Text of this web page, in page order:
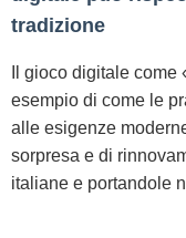
tradizione
Il gioco digitale
esempio di come le
alle esigenze
sorpresa e di
italiane e portandole